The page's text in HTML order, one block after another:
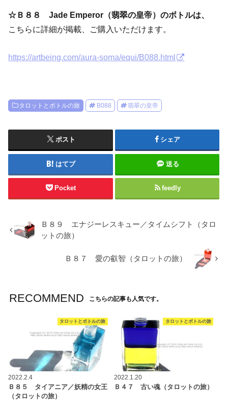
☆Ｂ８８ Jade Emperor（翡翠の皇帝）のボトルは、
こちらに詳細が掲載、ご購入いただけます。
https://artbeing.com/aura-soma/equi/B088.html
タロットとボトルの旅 B088 翡翠の皇帝
ポスト シェア
はてブ 送る
Pocket feedly
Ｂ８９ エナジーレスキュー／タイムシフト（タロ
ットの旅）
Ｂ８７ 愛の叡智（タロットの旅）
RECOMMEND こちらの記事も人気です。
タロットとボトルの旅
2022.2.4
Ｂ８５ タイアニア／妖精の女王
（タロットの旅）
タロットとボトルの旅
2022.1.20
Ｂ４７ 古い魂（タロットの旅）